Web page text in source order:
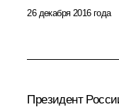
26 декабря 2016 года
Президент